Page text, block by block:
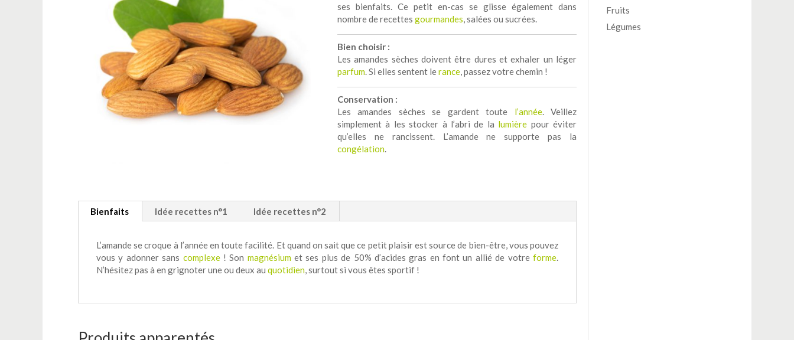
ses bienfaits. Ce petit en-cas se glisse également dans
nombre de recettes gourmandes, salées ou sucrées.
Bien choisir :
Les amandes sèches doivent être dures et exhaler un léger
parfum. Si elles sentent lerance, passez votre chemin !
Conservation :
Les amandes sèches se gardent toute l’année. Veillez
simplement à les stocker à l’abri de la lumière pour éviter
qu’elles ne rancissent. L’amande ne supporte pas la
congélation.
Bienfaits Idée recettes n°1 Idée recettes n°2
L’amande se croque à l’année en toute facilité. Et quand on sait que ce petit plaisir est source de bien-être, vous pouvez
vous y adonner sans complexe! Son magnésiumet ses plus de 50% d’acides gras en font un allié de votreforme.
N’hésitez pas à en grignoter une ou deux au quotidien, surtout si vous êtes sportif !
Fruits
Légumes